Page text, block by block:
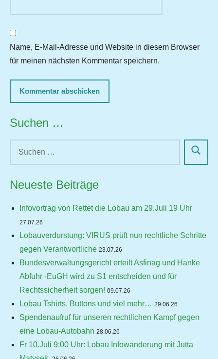
Name, E-Mail-Adresse und Website in diesem Browser
für meinen nächsten Kommentar speichern.
Suchen …
Neueste Beiträge
Infovortrag von Rettet die Lobau am 29.Juli 19 Uhr
27.07.26
Lobauverdurstung: VIRUS prüft nun rechtliche Schritte
gegen Verantwortliche 23.07.26
Bundesverwaltungsgericht erteilt Asfinag und Hanke
Abfuhr -EuGH wird zu S1 entscheiden und für
Rechtssicherheit sorgen! 09.07.26
Lobau Tshirts, Buttons und viel mehr… 29.06.26
Spendenaufruf für unseren rechtlichen Kampf gegen
eine Lobau-Autobahn 28.06.26
Fr 10.Juli 9:00 Uhr: Lobau Infowanderung mit Jutta